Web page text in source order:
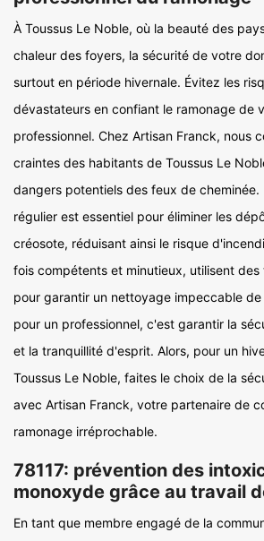
À Toussus Le Noble, où la beauté des
chaleur des foyers, la sécurité de votre
surtout en période hivernale. Évitez les
dévastateurs en confiant le ramonage de
professionnel. Chez Artisan Franck, nous
craintes des habitants de Toussus Le
dangers potentiels des feux de cheminée.
régulier est essentiel pour éliminer les
créosote, réduisant ainsi le risque
fois compétents et minutieux, utilisent
pour garantir un nettoyage impeccable
pour un professionnel, c'est garantir la
et la tranquillité d'esprit. Alors, pour un
Toussus Le Noble, faites le choix de la
avec Artisan Franck, votre partenaire de
ramonage irréprochable.
78117: prévention des
monoxyde grâce au travail
En tant que membre engagé de la